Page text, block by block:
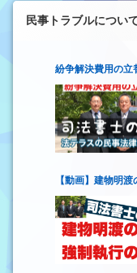
民事トラブルについ
紛争解決費用の
【動画】建物明